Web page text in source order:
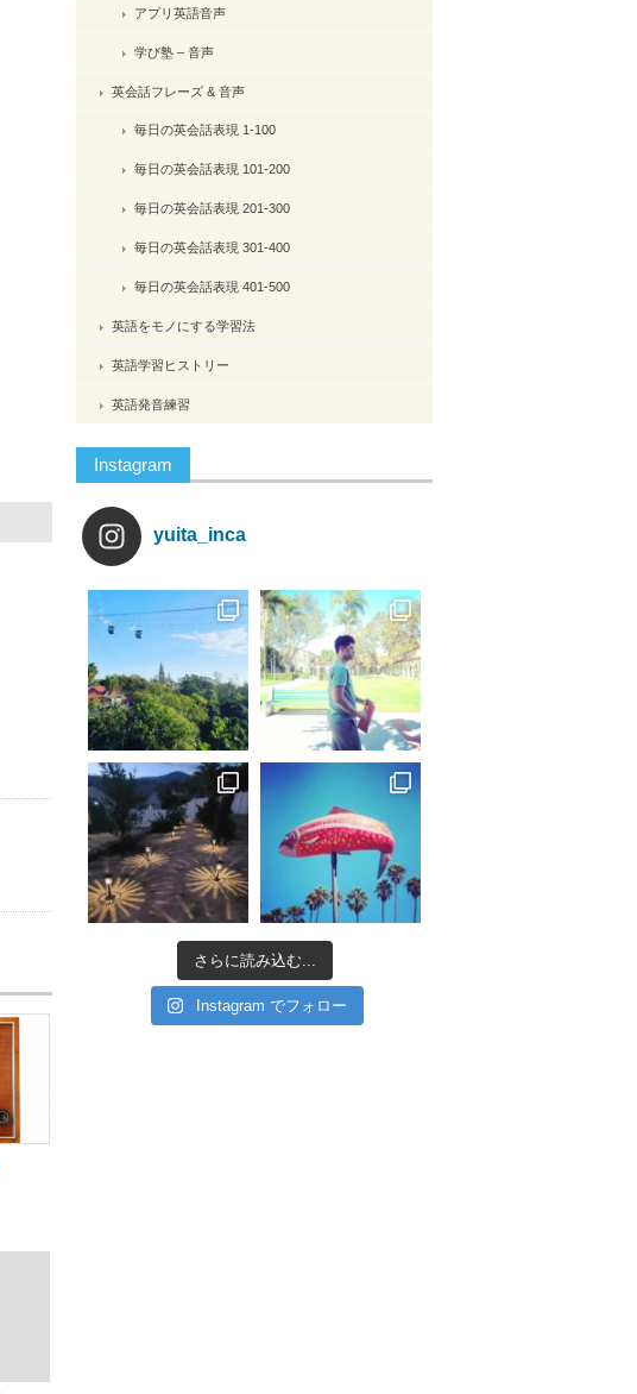
アプリ英語音声
学び塾 – 音声
英会話フレーズ & 音声
毎日の英会話表現 1-100
毎日の英会話表現 101-200
毎日の英会話表現 201-300
毎日の英会話表現 301-400
毎日の英会話表現 401-500
英語をモノにする学習法
英語学習ヒストリー
英語発音練習
Instagram
yuita_inca
さらに読み込む...
Instagram でフォロー